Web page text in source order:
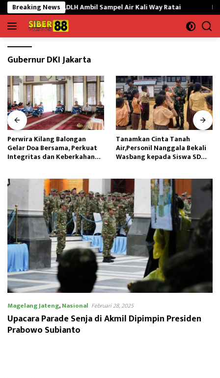
Langsung
ke
konten
Breaking News
Ikan Mati,DLH Ambil Sampel Air Kali Way Ratai Perwira
Gubernur DKI Jakarta
Perwira Kilang Balongan
Gelar Doa Bersama, Perkuat
Integritas dan Keberkahan
Tanamkan Cinta Tanah
Air,Personil Nanggala Bekali
Wasbang kepada Siswa SD
Magelang Jateng,Nasional Februari 28, 2025
Upacara Parade Senja di Akmil Dipimpin Presiden
Prabowo Subianto